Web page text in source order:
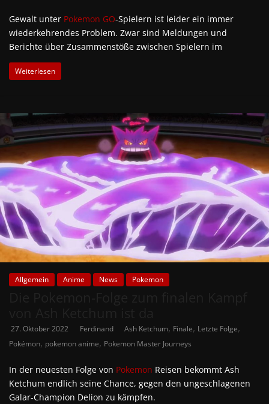
Gewalt unter Pokemon GO-Spielern ist leider ein immer
wiederkehrendes Problem. Zwar sind Meldungen und
Berichte über Zusammenstöße zwischen Spielern im
Weiterlesen
Allgemein Anime News Pokemon
27. Oktober 2022 Ferdinand Ash Ketchum, Finale, Letzte Folge,
Pokémon, pokemon anime, Pokemon Master Journeys
In der neuesten Folge von Pokemon Reisen bekommt Ash
Ketchum endlich seine Chance, gegen den ungeschlagenen
Galar-Champion Delion zu kämpfen.